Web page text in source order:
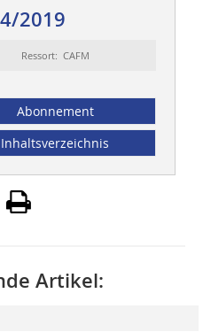
2019
Ressort: CAFM
Abonnement
Inhaltsverzeichnis
Artikel: